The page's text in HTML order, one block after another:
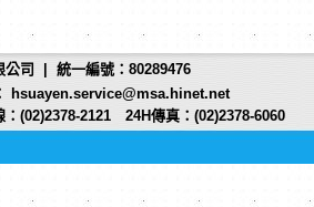
公司 | 統一編號：80289476
hsuayen.service@msa.hinet.net
：(02)2378-2121 24H傳真：(02)2378-6060